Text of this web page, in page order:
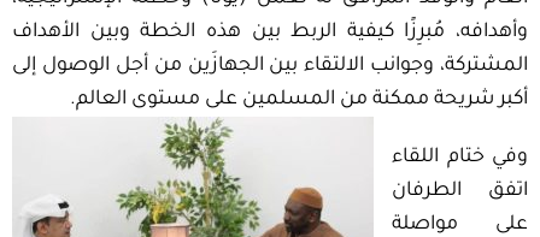
وأهدافه، مُبرِزًا كيفية الربط بين هذه الخطة وبين الأهداف
المشتركة، وجوانب الالتقاء بين الجهازَين من أجل الوصول إلى
أكبر شريحة ممكنة من المسلمين على مستوى العالم.
وفي ختام اللقاء
اتفق الطرفان
على مواصلة